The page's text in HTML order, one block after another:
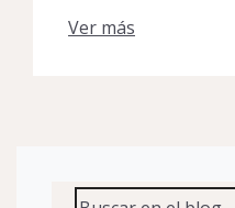
Ver más
Buscar